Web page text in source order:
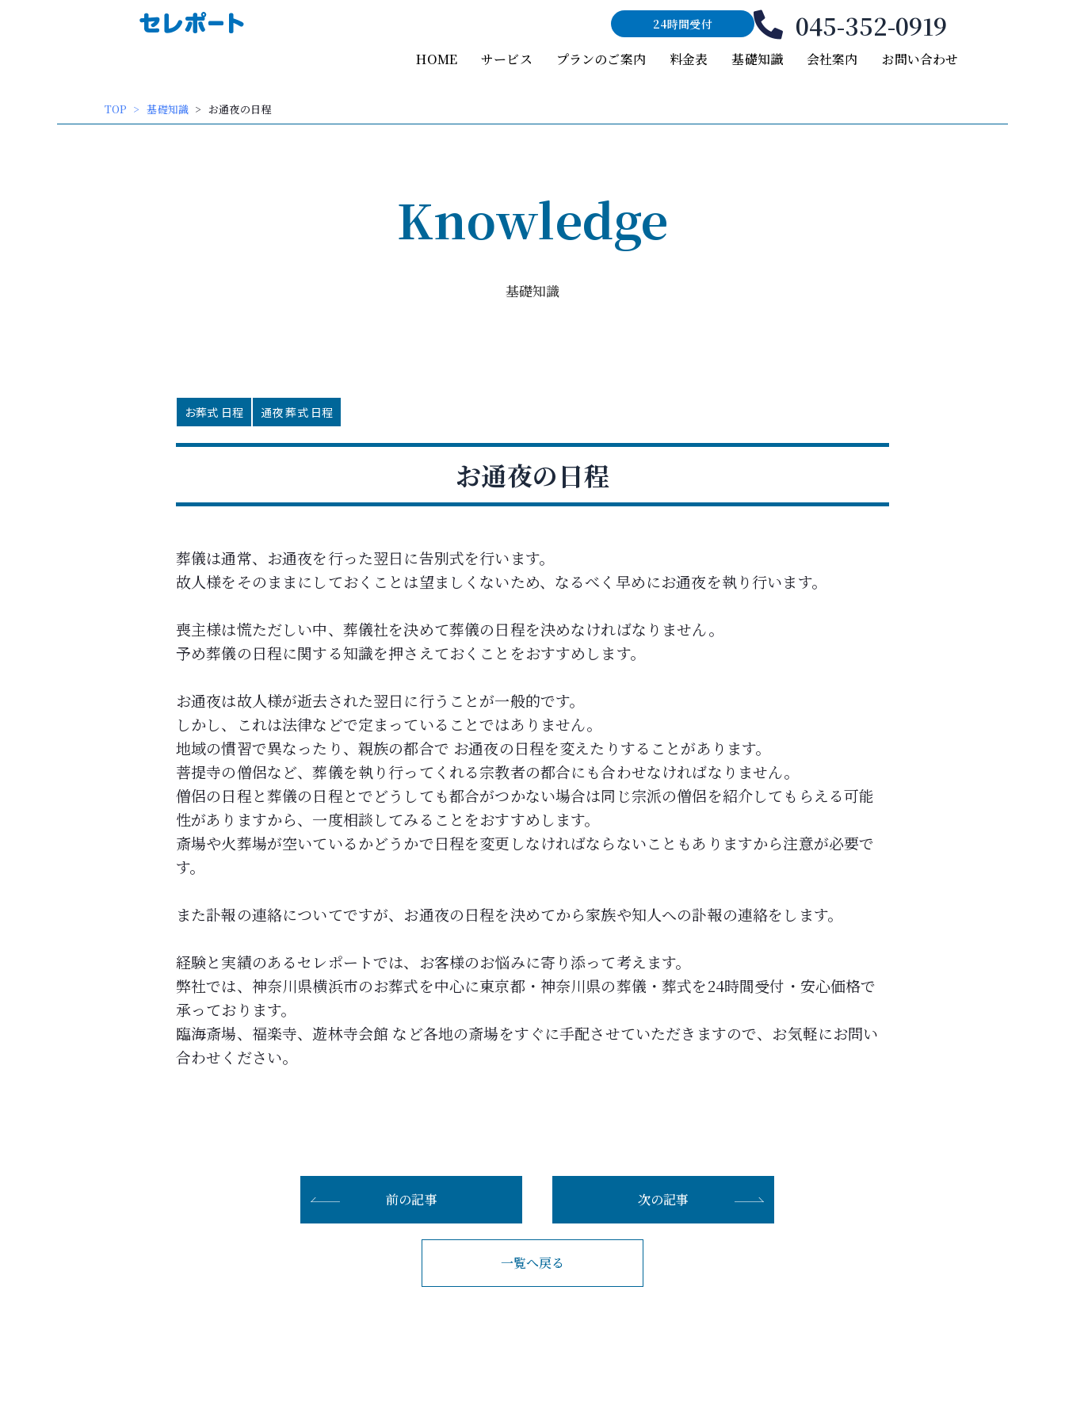
24時間受付 045-352-0919
HOME サービス プランのご案内 料金表 基礎知識 会社案内 お問い合わせ
TOP 基礎知識 お通夜の日程
Knowledge
基礎知識
お葬式 日程 通夜 葬式 日程
お通夜の日程
葬儀は通常、お通夜を行った翌日に告別式を行います。
故人様をそのままにしておくことは望ましくないため、なるべく早めにお通夜を執り行います。
喪主様は慌ただしい中、葬儀社を決めて葬儀の日程を決めなければなりません。
予め葬儀の日程に関する知識を押さえておくことをおすすめします。
お通夜は故人様が逝去された翌日に行うことが一般的です。
しかし、これは法律などで定まっていることではありません。
地域の慣習で異なったり、親族の都合で お通夜の日程を変えたりすることがあります。
菩提寺の僧侶など、葬儀を執り行ってくれる宗教者の都合にも合わせなければなりません。
僧侶の日程と葬儀の日程とでどうしても都合がつかない場合は同じ宗派の僧侶を紹介してもらえる可能
性がありますから、一度相談してみることをおすすめします。
斎場や火葬場が空いているかどうかで日程を変更しなければならないこともありますから注意が必要で
す。
また訃報の連絡についてですが、お通夜の日程を決めてから家族や知人への訃報の連絡をします。
経験と実績のあるセレポートでは、お客様のお悩みに寄り添って考えます。
弊社では、神奈川県横浜市のお葬式を中心に東京都・神奈川県の葬儀・葬式を24時間受付・安心価格で
承っております。
臨海斎場、福楽寺、遊林寺会館 など各地の斎場をすぐに手配させていただきますので、お気軽にお問い
合わせください。
前の記事 次の記事
一覧へ戻る